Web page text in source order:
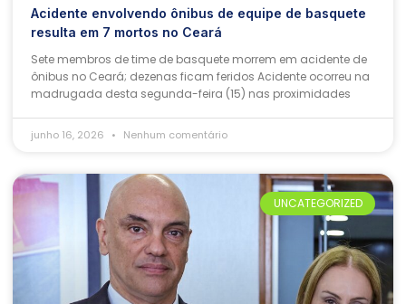
Acidente envolvendo ônibus de equipe de basquete
resulta em 7 mortos no Ceará
Sete membros de time de basquete morrem em acidente de
ônibus no Ceará; dezenas ficam feridos Acidente ocorreu na
madrugada desta segunda-feira (15) nas proximidades
junho 16, 2026 Nenhum comentário
UNCATEGORIZED